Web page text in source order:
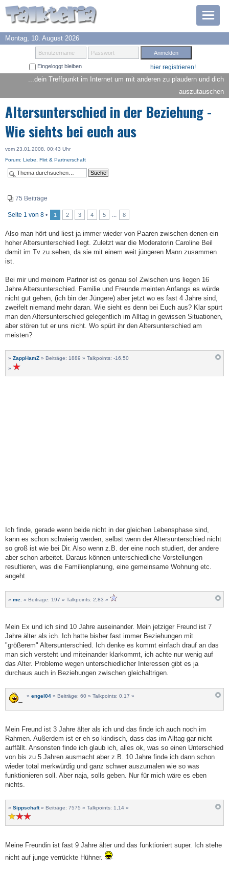
Prämien
Suche
Montag, 10. August 2026
Benutzername Passwort
Eingeloggt bleiben hier registrieren!
...dein Treffpunkt im Internet um mit anderen zu plaudern und dich
auszutauschen
Altersunterschied in der Beziehung -
Wie siehts bei euch aus
vom 23.01.2008, 00:43 Uhr
Forum: Liebe, Flirt & Partnerschaft
75 Beiträge
Seite 1 von 8 • 1 2 3 4 5 ... 8
Also man hört und liest ja immer wieder von Paaren zwischen denen ein
hoher Altersunterschied liegt. Zuletzt war die Moderatorin Caroline Beil
damit im Tv zu sehen, da sie mit einem weit jüngeren Mann zusammen
ist.
Bei mir und meinem Partner ist es genau so! Zwischen uns liegen 16
Jahre Altersunterschied. Familie und Freunde meinten Anfangs es würde
nicht gut gehen, (ich bin der Jüngere) aber jetzt wo es fast 4 Jahre sind,
zweifelt niemand mehr daran. Wie sieht es denn bei Euch aus? Klar spürt
man den Altersunterschied gelegentlich im Alltag in gewissen Situationen,
aber stören tut er uns nicht. Wo spürt ihr den Altersunterschied am
meisten?
» ZappHamZ » Beiträge: 1889 » Talkpoints: -16,50
»
Ich finde, gerade wenn beide nicht in der gleichen Lebensphase sind,
kann es schon schwierig werden, selbst wenn der Altersunterschied nicht
so groß ist wie bei Dir. Also wenn z.B. der eine noch studiert, der andere
aber schon arbeitet. Daraus können unterschiedliche Vorstellungen
resultieren, was die Familienplanung, eine gemeinsame Wohnung etc.
angeht.
» me. » Beiträge: 197 » Talkpoints: 2,83 »
Mein Ex und ich sind 10 Jahre auseinander. Mein jetziger Freund ist 7
Jahre älter als ich. Ich hatte bisher fast immer Beziehungen mit
"größerem" Altersunterschied. Ich denke es kommt einfach drauf an das
man sich versteht und miteinander klarkommt, ich achte nur wenig auf
das Alter. Probleme wegen unterschiedlicher Interessen gibt es ja
durchaus auch in Beziehungen zwischen gleichaltrigen.
» engel04 » Beiträge: 60 » Talkpoints: 0,17 »
Mein Freund ist 3 Jahre älter als ich und das finde ich auch noch im
Rahmen. Außerdem ist er eh so kindisch, dass das im Alltag gar nicht
auffällt. Ansonsten finde ich glaub ich, alles ok, was so einen Unterschied
von bis zu 5 Jahren ausmacht aber z.B. 10 Jahre finde ich dann schon
wieder total merkwürdig und ganz schwer auszumalen wie so was
funktionieren soll. Aber naja, solls geben. Nur für mich wäre es eben
nichts.
» Sippschaft» Beiträge: 7575 » Talkpoints: 1,14 »
Meine Freundin ist fast 9 Jahre älter und das funktioniert super. Ich stehe
nicht auf junge verrückte Hühner.